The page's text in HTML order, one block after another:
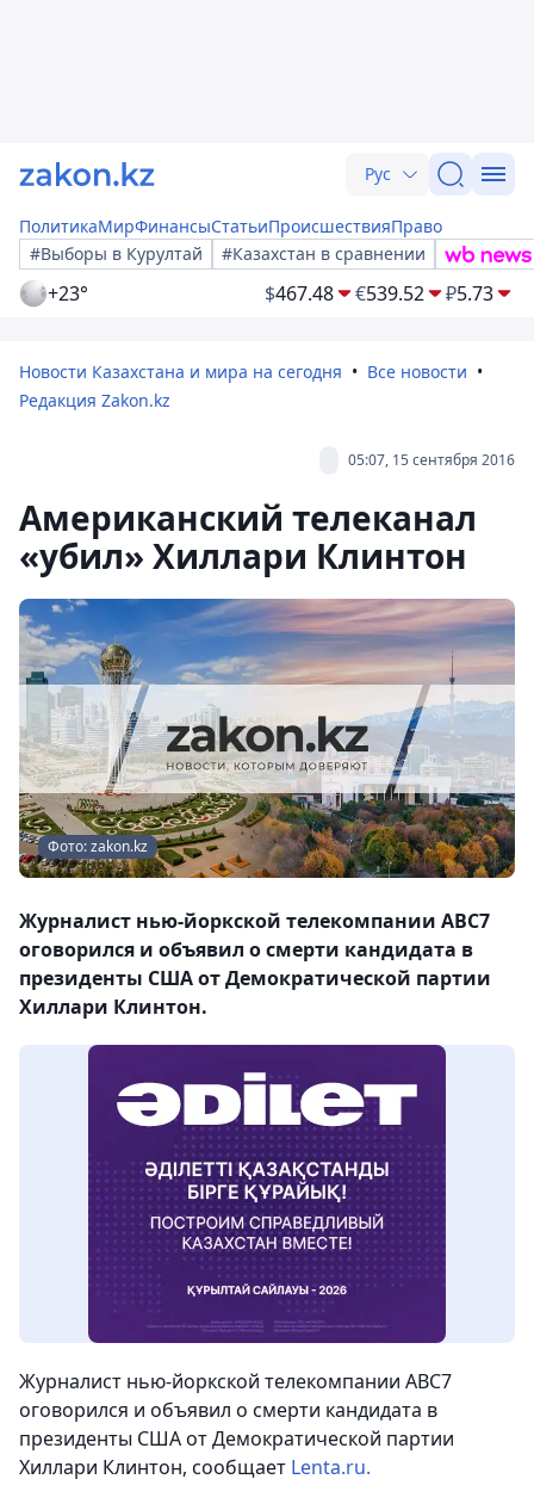
Рус
ПолитикаМирФинансыСтатьиПроисшествияПраво
#Выборы в Курултай
#Казахстан в сравнении
+23° $467.48 €539.52 ₽5.73
Новости Казахстана и мира на сегодня
Все новости
Редакция Zakon.kz
05:07, 15 сентября 2016
Американский телеканал
«убил» Хиллари Клинтон
Фото: zakon.kz
Журналист нью-йоркской телекомпании ABC7
оговорился и объявил о смерти кандидата в
президенты США от Демократической партии
Хиллари Клинтон.
Журналист нью-йоркской телекомпании ABC7
оговорился и объявил о смерти кандидата в
президенты США от Демократической партии
Хиллари Клинтон, сообщает Lenta.ru.